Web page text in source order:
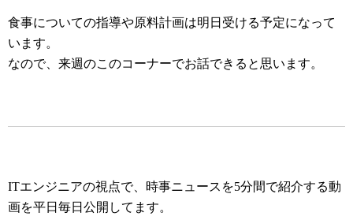
食事についての指導や原料計画は明日受ける予定になって
います。
なので、来週のこのコーナーでお話できると思います。
ITエンジニアの視点で、時事ニュースを5分間で紹介する動
画を平日毎日公開してます。